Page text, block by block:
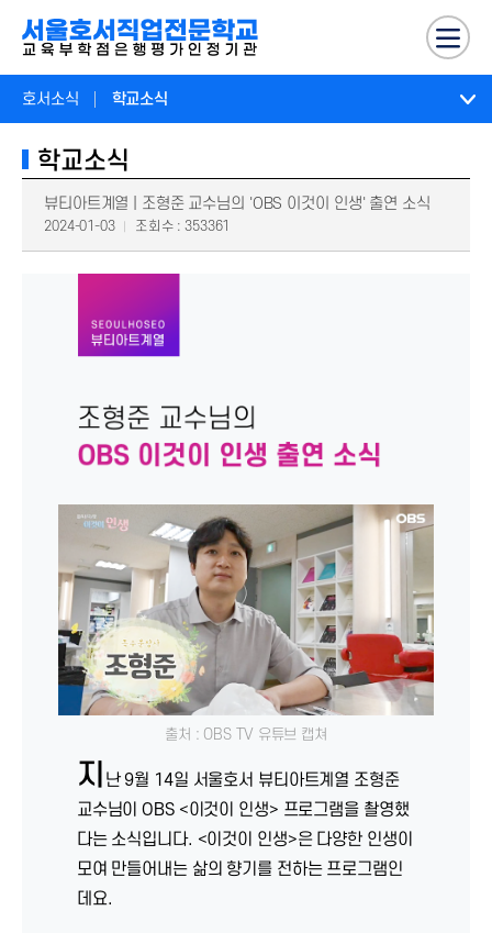
호서소식 학교소식
학교소식
뷰티아트계열 | 조형준 교수님의 'OBS 이것이 인생' 출연 소식
2024-01-03 조회수 : 353361
출처 : OBS TV 유튜브 캡쳐
지 난 9월 14일 서울호서 뷰티아트계열 조형준
교수님이 OBS <이것이 인생> 프로그램을 촬영했
다는 소식입니다. <이것이 인생>은 다양한 인생이
모여 만들어내는 삶의 향기를 전하는 프로그램인
데요.